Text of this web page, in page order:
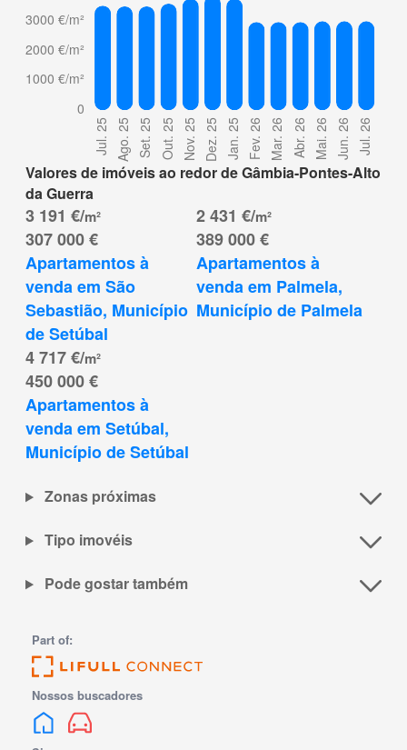
Valores de imóveis ao redor de Gâmbia-Pontes-Alto
da Guerra
307 000 €
3 191 €/m²
Apartamentos à
venda em São
Sebastião, Município
de Setúbal
389 000 €
2 431 €/m²
Apartamentos à
venda em Palmela,
Município de Palmela
450 000 €
4 717 €/m²
Apartamentos à
venda em Setúbal,
Município de Setúbal
Zonas próximas
Tipo imovéis
Pode gostar também
Part of:
Nossos buscadores